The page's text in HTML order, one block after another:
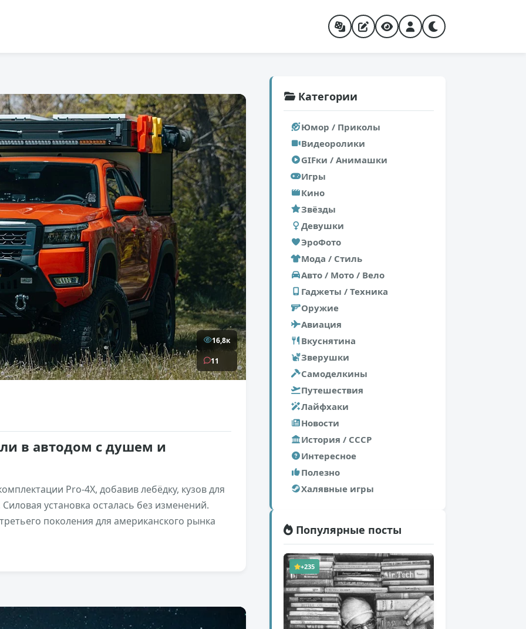
16,8к
11
в автодом с душем и
Pro-4X, добавив лебёдку, кузов для
установка осталась без изменений.
поколения для американского рынка
Категории
Юмор / Приколы
Видеоролики
GIFки / Анимашки
Игры
Кино
Звёзды
Девушки
ЭроФото
Мода / Стиль
Авто / Мото / Вело
Гаджеты / Техника
Оружие
Авиация
Вкуснятина
Зверушки
Самоделкины
Путешествия
Лайфхаки
Новости
История / СССР
Интересное
Полезно
Халявные игры
Популярные посты
+235